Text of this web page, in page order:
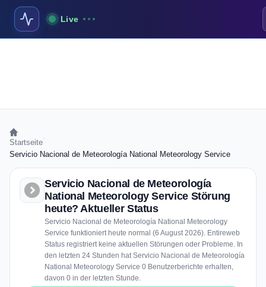
Live
Startseite
Servicio Nacional de Meteorología National Meteorology Service
Servicio Nacional de Meteorología
National Meteorology Service Störung
heute? Aktueller Status
Servicio Nacional de Meteorología National Meteorology
Service funktioniert heute normal (6 August 2026). Entireweb
Status registriert keine aktuellen Störungen oder Probleme. In
den letzten 24 Stunden hat Servicio Nacional de Meteorología
National Meteorology Service 0 Benutzerberichte erhalten,
davon 0 in der letzten Stunde.